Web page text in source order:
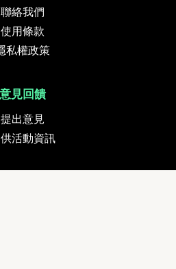
聯絡我們
使用條款
私權政策
意見回饋
提出意見
活動資訊